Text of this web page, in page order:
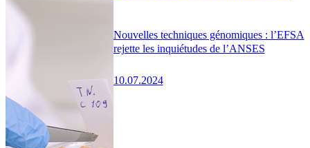
Nouvelles techniques génomiques : l’EFSA
rejette les inquiétudes de l’ANSES
10.07.2024